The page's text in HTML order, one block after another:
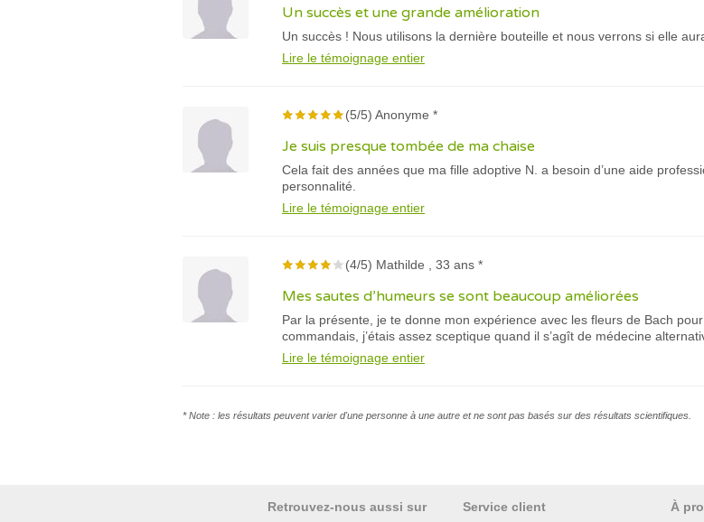
Un succès et une grande amélioration
Un succès ! Nous utilisons la dernière bouteille et nous verrons si elle
Lire le témoignage entier
(5/5) Anonyme *
Je suis presque tombée de ma chaise
Cela fait des années que ma fille adoptive N. a besoin d’une aide
personnalité.
Lire le témoignage entier
(4/5) Mathilde , 33 ans *
Mes sautes d’humeurs se sont beaucoup améliorées
Par la présente, je te donne mon expérience avec les fleurs de Bach
commandais, j’étais assez sceptique quand il s’agît de médecine
Lire le témoignage entier
* Note : les résultats peuvent varier d'une personne à une autre et ne sont pas basés sur des résultats scientifiques.
Retrouvez-nous aussi sur Service client À